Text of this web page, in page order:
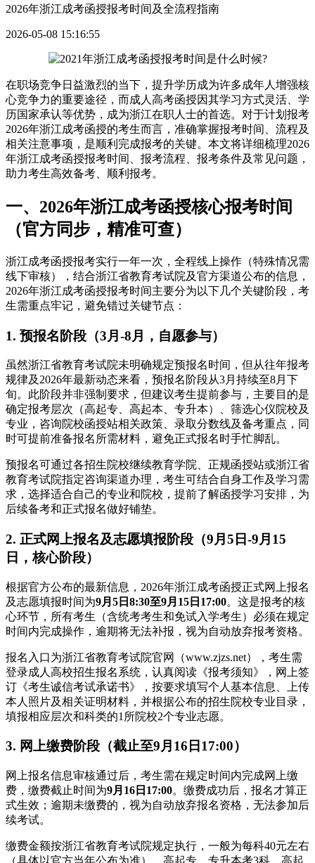
2026年浙江成考函授报考时间及全流程指南
2026-05-08 15:16:55
在职场竞争日益激烈的当下，提升学历成为许多成年人增强核
心竞争力的重要途径，而成人高考函授因其学习方式灵活、学
历国家承认等优势，成为浙江在职人士的首选。对于计划报考
2026年浙江成考函授的考生而言，准确掌握报考时间、流程及
相关注意事项，是顺利完成报考的关键。本文将详细梳理2026
年浙江成考函授报考时间、报考流程、报考条件及常见问题，
助力考生高效备考、顺利报考。
一、2026年浙江成考函授核心报考时间
（官方同步，精准可查）
浙江成考函授报考实行一年一次，全程线上操作（特殊情况需
线下审核），结合浙江省教育考试院及官方渠道公布的信息，
2026年浙江成考函授报考时间主要分为以下几个关键阶段，考
生需重点牢记，避免错过关键节点：
1. 预报名阶段（3月-8月，自愿参与）
虽然浙江省教育考试院未明确规定预报名时间，但从往年报考
规律及2026年最新动态来看，预报名阶段从3月持续至8月下
旬。此阶段并非强制要求，但建议考生提前参与，主要目的是
确定报考层次（高起专、高起本、专升本）、筛选心仪院校及
专业，咨询院校函授站相关政策、录取分数线及备考重点，同
时可提前准备报名所需材料，避免正式报名时手忙脚乱。
预报名可通过各招生院校继续教育学院、正规函授站或浙江省
教育考试院指定咨询渠道办理，考生可结合自身工作及学习需
求，选择适合自己的专业和院校，提前了解函授学习安排，为
后续备考和正式报名做好铺垫。
2. 正式网上报名及志愿填报阶段（9月5日-9月15
日，核心阶段）
根据官方公布的最新信息，2026年浙江成考函授正式网上报名
及志愿填报时间为9月5日8:30至9月15日17:00。这是报考的核
心环节，所有考生（含统考考生和免试入学考生）必须在规定
时间内完成操作，逾期将无法补报，视为自动放弃报考资格。
报名入口为浙江省教育考试院官网（www.zjzs.net），考生需
登录成人高校招生报名系统，认真阅读《报考须知》，网上签
订《考生诚信考试承诺书》，按要求填写个人基本信息、上传
本人照片及相关证明材料，并根据公布的招生院校专业目录，
填报相应层次和科类的1所院校2个专业志愿。
3. 网上缴费阶段（截止至9月16日17:00）
网上报名信息审核通过后，考生需在规定时间内完成网上缴
费，缴费截止时间为9月16日17:00。缴费成功后，报名才算正
式生效；逾期未缴费的，视为自动放弃报名资格，无法参加后
续考试。
缴费金额按浙江省教育考试院规定执行，一般为每科40元左右